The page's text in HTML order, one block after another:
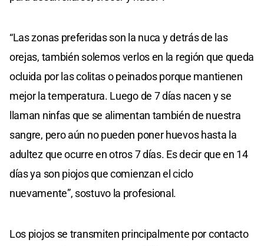
“Las zonas preferidas son la nuca y detrás de las
orejas, también solemos verlos en la región que queda
ocluida por las colitas o peinados porque mantienen
mejor la temperatura. Luego de 7 días nacen y se
llaman ninfas que se alimentan también de nuestra
sangre, pero aún no pueden poner huevos hasta la
adultez que ocurre en otros 7 días. Es decir que en 14
días ya son piojos que comienzan el ciclo
nuevamente”, sostuvo la profesional.
Los piojos se transmiten principalmente por contacto